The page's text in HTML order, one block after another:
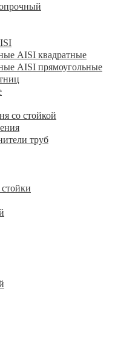
AISI квадратные
AISI прямоугольные
со стойкой
труб